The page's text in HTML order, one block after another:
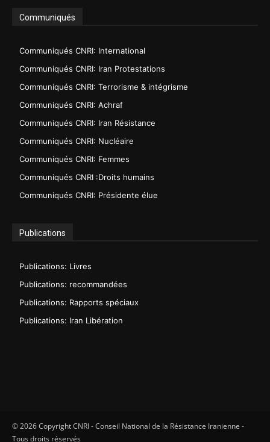
Communiqués
Communiqués CNRI: International
Communiqués CNRI: Iran Protestations
Communiqués CNRI: Terrorisme & intégrisme
Communiqués CNRI: Achraf
Communiqués CNRI: Iran Résistance
Communiqués CNRI: Nucléaire
Communiqués CNRI: Femmes
Communiqués CNRI :Droits humains
Communiqués CNRI: Présidente élue
Publications
Publications: Livres
Publications: recommandées
Publications: Rapports spéciaux
Publications: Iran Libération
© 2026 Copyright CNRI - Conseil National de la Résistance Iranienne -
Tous droits réservés